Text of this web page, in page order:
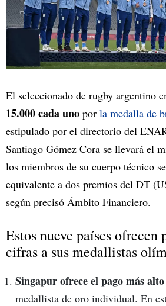
El seleccionado de rugby argentino
15.000 cada uno por la medalla de
estipulado por el directorio del
Santiago Gómez Cora se llevará el
los miembros de su cuerpo técnico
equivalente a dos premios del DT
según precisó Ámbito Financiero.
Estos nueve países ofrecen
cifras a sus medallistas
Singapur ofrece el pago más alto
medallista de oro individual. En